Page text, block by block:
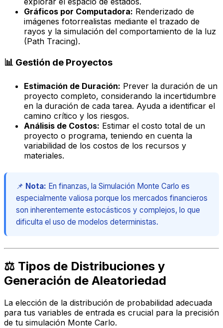
Gráficos por Computadora: Renderizado de
imágenes fotorrealistas mediante el trazado de
rayos y la simulación del comportamiento de la luz
(Path Tracing).
📊 Gestión de Proyectos
Estimación de Duración: Prever la duración de un
proyecto completo, considerando la incertidumbre
en la duración de cada tarea. Ayuda a identificar el
camino crítico y los riesgos.
Análisis de Costos: Estimar el costo total de un
proyecto o programa, teniendo en cuenta la
variabilidad de los costos de los recursos y
materiales.
📌 Nota: En finanzas, la Simulación Monte Carlo es
especialmente valiosa porque los mercados financieros
son inherentemente estocásticos y complejos, lo que
dificulta el uso de modelos deterministas.
⚖️ Tipos de Distribuciones y
Generación de Aleatoriedad
La elección de la distribución de probabilidad adecuada
para tus variables de entrada es crucial para la precisión
de tu simulación Monte Carlo.